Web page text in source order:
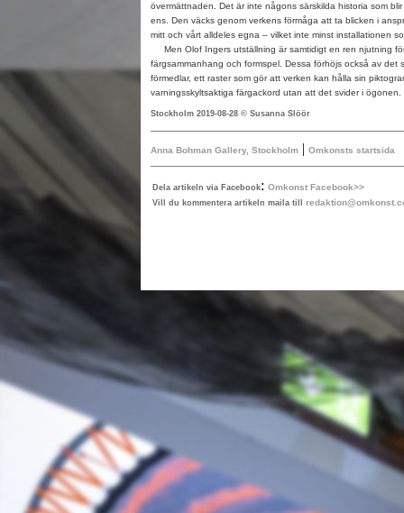
övermättnaden. Det är inte någons särskilda historia som
ens. Den väcks genom verkens förmåga att ta blicken i
mitt och vårt alldeles egna – vilket inte minst installationen
Men Olof Ingers utställning är samtidigt en ren njutning
färgsammanhang och formspel. Dessa förhöjs också av det
förmedlar, ett raster som gör att verken kan hålla sin
varningsskyltsaktiga färgackord utan att det svider i
Stockholm 2019-08-28 © Susanna Slöör
Anna Bohman Gallery, Stockholm | Omkonsts startsida
Dela artikeln via Facebook: Omkonst Facebook>>
Vill du kommentera artikeln maila till